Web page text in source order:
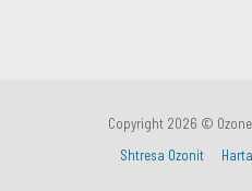
Copyright 2026 ©
Shtresa Ozonit